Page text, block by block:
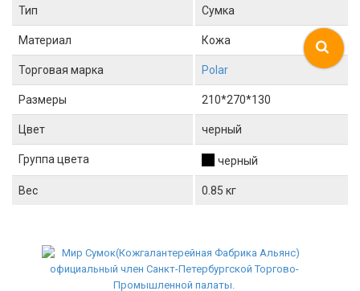
Тип Сумка
Материал Кожа
Торговая марка Polar
Размеры 210*270*130
Цвет черный
Группа цвета черный
Вес 0.85 кг